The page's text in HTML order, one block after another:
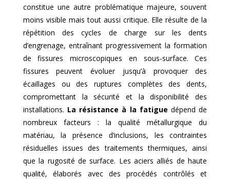
constitue une autre problématique majeure, souvent
moins visible mais tout aussi critique. Elle résulte de la
répétition des cycles de charge sur les dents
d’engrenage, entraînant progressivement la formation
de fissures microscopiques en sous-surface. Ces
fissures peuvent évoluer jusqu’à provoquer des
écaillages ou des ruptures complètes des dents,
compromettant la sécurité et la disponibilité des
installations. La résistance à la fatigue dépend de
nombreux facteurs : la qualité métallurgique du
matériau, la présence d’inclusions, les contraintes
résiduelles issues des traitements thermiques, ainsi
que la rugosité de surface. Les aciers alliés de haute
qualité, élaborés avec des procédés contrôlés et